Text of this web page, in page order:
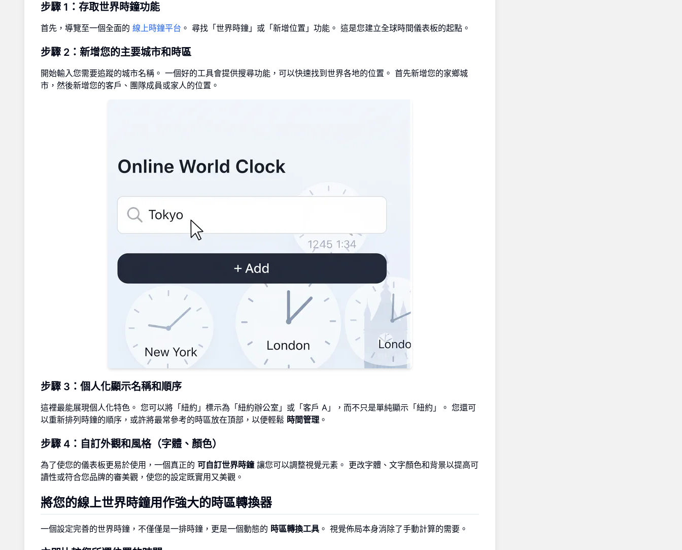
步驟 1：存取世界時鐘功能
首先，導覽至一個全面的 線上時鐘平台 。 尋找「世界時鐘」或「新增位置」功能。 這是您建立全球時間儀表板的起點。
步驟 2：新增您的主要城市和時區
開始輸入您需要追蹤的城市名稱。 一個好的工具會提供搜尋功能，可以快速找到世界各地的位置。 首先新增您的家鄉城
市，然後新增您的客戶、團隊成員或家人的位置。
步驟 3：個人化顯示名稱和順序
這裡最能展現個人化特色。 您可以將「紐約」標示為「紐約辦公室」或「客戶 A」，而不只是單純顯示「紐約」。 您還可
以重新排列時鐘的順序，或許將最常參考的時區放在頂部，以便輕鬆 時間管理 。
步驟 4：自訂外觀和風格（字體、顏色）
為了使您的儀表板更易於使用，一個真正的 可自訂世界時鐘讓您可以調整視覺元素。 更改字體、文字顏色和背景以提高可
讀性或符合您品牌的審美觀，使您的設定既實用又美觀。
將您的線上世界時鐘用作強大的時區轉換器
一個設定完善的世界時鐘，不僅僅是一排時鐘，更是一個動態的 時區轉換工具 。 視覺佈局本身消除了手動計算的需要。